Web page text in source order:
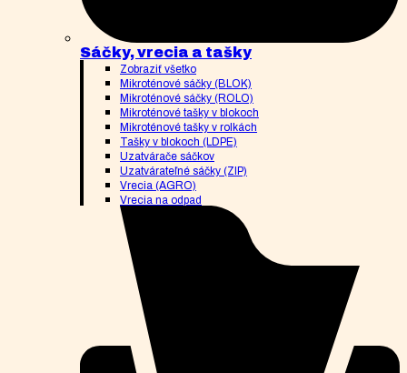
Sáčky, vrecia a tašky
Zobraziť všetko
Mikroténové sáčky (BLOK)
Mikroténové sáčky (ROLO)
Mikroténové tašky v blokoch
Mikroténové tašky v rolkách
Tašky v blokoch (LDPE)
Uzatvárače sáčkov
Uzatvárateľné sáčky (ZIP)
Vrecia (AGRO)
Vrecia na odpad